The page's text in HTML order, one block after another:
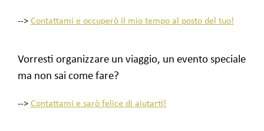
--> Contattami e occuperò il mio tempo al posto del tuo!
Vorresti organizzare un viaggio, un evento speciale
ma non sai come fare?
--> Contattami e sarò felice di aiutarti!